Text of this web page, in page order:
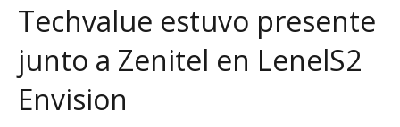
Techvalue estuvo presente
junto a Zenitel en LenelS2
Envision